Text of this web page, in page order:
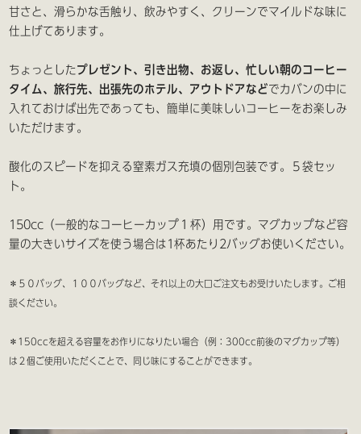
甘さと、滑らかな舌触り、飲みやすく、クリーンでマイルドな味に
仕上げてあります。
ちょっとしたプレゼント、引き出物、お返し、忙しい朝のコーヒー
タイム、旅行先、出張先のホテル、アウトドアなどでカバンの中に
入れておけば出先であっても、簡単に美味しいコーヒーをお楽しみ
いただけます。
酸化のスピードを抑える窒素ガス充填の個別包装です。５袋セッ
ト。
150cc（一般的なコーヒーカップ１杯）用です。マグカップなど容
量の大きいサイズを使う場合は1杯あたり2バッグお使いください。
＊５０バッグ、１００バッグなど、それ以上の大口ご注文もお受けいたします。ご相
談ください。
＊150ccを超える容量をお作りになりたい場合（例：300cc前後のマグカップ等）
は２個ご使用いただくことで、同じ味にすることができます。